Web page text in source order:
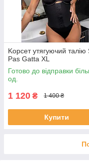
Kорсет утягуючий талію
Pas Gatta XL
Готово до відправки
од.
1 120 ₴ 1 400 ₴
Купити